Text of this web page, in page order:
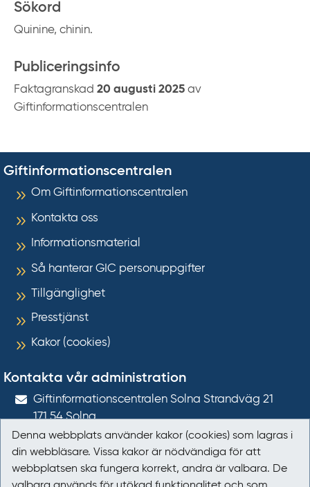
Denna webbplats använder kakor (cookies) som lagras i
din webbläsare. Vissa kakor är nödvändiga för att
webbplatsen ska fungera korrekt, andra är valbara. De
Sökord
Quinine, chinin.
Publiceringsinfo
Faktagranskad 20 augusti 2025 av
Giftinformationscentralen
Giftinformationscentralen
Om Giftinformationscentralen
Kontakta oss
Informationsmaterial
Så hanterar GIC personuppgifter
Tillgänglighet
Presstjänst
Kakor (cookies)
Kontakta vår administration
Gift­informations­centralen Solna Strandväg 21
171 54 Solna
giftinformation@gic.se
Följ oss